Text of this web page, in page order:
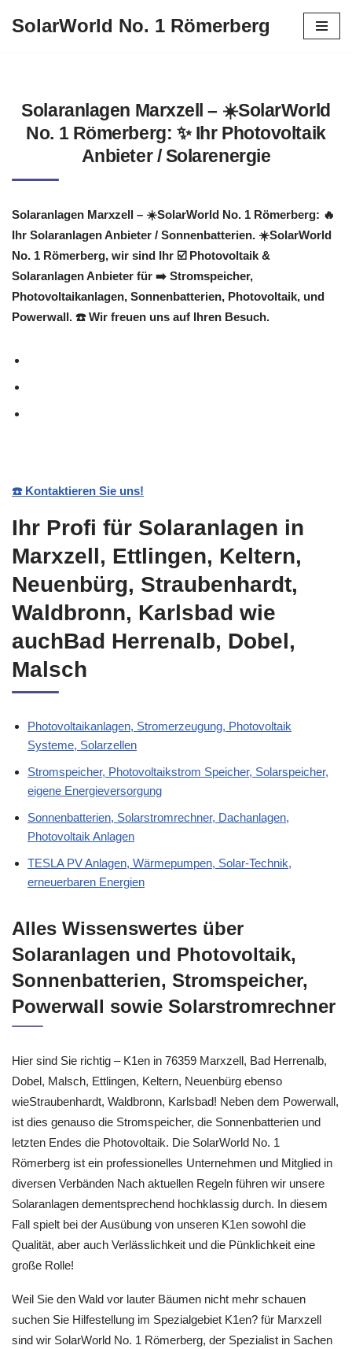
SolarWorld No. 1 Römerberg
Solaranlagen Marxzell – ☀️SolarWorld
No. 1 Römerberg: ✨ Ihr Photovoltaik
Anbieter / Solarenergie
Solaranlagen Marxzell – ☀️SolarWorld No. 1 Römerberg: 🔥
Ihr Solaranlagen Anbieter / Sonnenbatterien. ☀️SolarWorld
No. 1 Römerberg, wir sind Ihr ☑️ Photovoltaik &
Solaranlagen Anbieter für ➡️ Stromspeicher,
Photovoltaikanlagen, Sonnenbatterien, Photovoltaik, und
Powerwall. ☎️ Wir freuen uns auf Ihren Besuch.
☎️ Kontaktieren Sie uns!
Ihr Profi für Solaranlagen in
Marxzell, Ettlingen, Keltern,
Neuenbürg, Straubenhardt,
Waldbronn, Karlsbad wie
auchBad Herrenalb, Dobel,
Malsch
Photovoltaikanlagen, Stromerzeugung, Photovoltaik
Systeme, Solarzellen
Stromspeicher, Photovoltaikstrom Speicher, Solarspeicher,
eigene Energieversorgung
Sonnenbatterien, Solarstromrechner, Dachanlagen,
Photovoltaik Anlagen
TESLA PV Anlagen, Wärmepumpen, Solar-Technik,
erneuerbaren Energien
Alles Wissenswertes über
Solaranlagen und Photovoltaik,
Sonnenbatterien, Stromspeicher,
Powerwall sowie Solarstromrechner
Hier sind Sie richtig – K1en in 76359 Marxzell, Bad Herrenalb,
Dobel, Malsch, Ettlingen, Keltern, Neuenbürg ebenso
wieStraubenhardt, Waldbronn, Karlsbad! Neben dem Powerwall,
ist dies genauso die Stromspeicher, die Sonnenbatterien und
letzten Endes die Photovoltaik. Die SolarWorld No. 1
Römerberg ist ein professionelles Unternehmen und Mitglied in
diversen Verbänden Nach aktuellen Regeln führen wir unsere
Solaranlagen dementsprechend hochklassig durch. In diesem
Fall spielt bei der Ausübung von unseren K1en sowohl die
Qualität, aber auch Verlässlichkeit und die Pünklichkeit eine
große Rolle!
Weil Sie den Wald vor lauter Bäumen nicht mehr schauen
suchen Sie Hilfestellung im Spezialgebiet K1en? für Marxzell
sind wir SolarWorld No. 1 Römerberg, der Spezialist in Sachen